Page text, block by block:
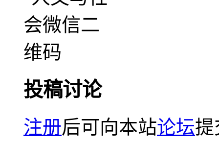
投稿讨论
注册后可向本站论坛提